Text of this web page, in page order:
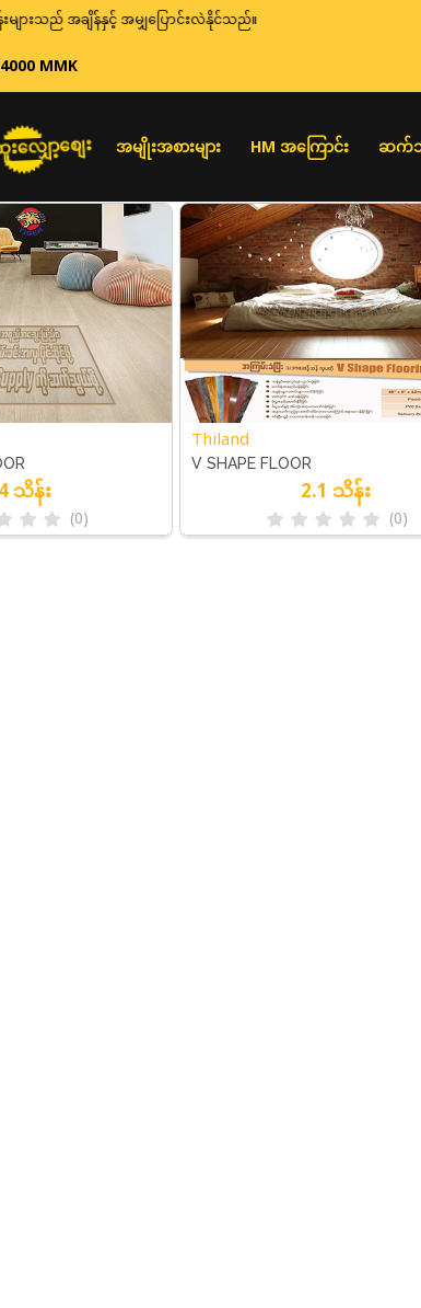
းသည် အချိန်နှင့် အမျှပြောင်းလဲနိုင်သည်။
MMK
လျှော့စျေး အမျိုးအစားများ HM အကြောင်း ဆက်
သိန်း
(0)
Thiland
V SHAPE FLOOR
2.1 သိန်း
(0)